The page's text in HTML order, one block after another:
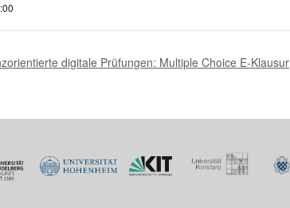
digitale Prüfungen: Multiple Choice E-Klausur